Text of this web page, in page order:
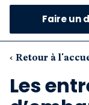
Faire un
‹ Retour à
Les